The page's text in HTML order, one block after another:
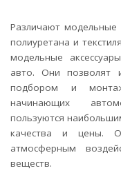
Различают модельные
полиуретана и
модельные
авто. Они позволят
подбором и
начинающих
пользуются
качества и цены.
атмосферным
веществ.